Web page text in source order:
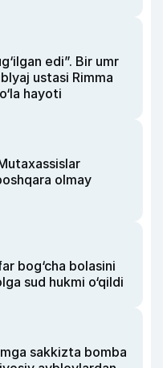
edi”. Bir umr
ustasi Rimma
hayoti
olmay
bog‘cha bolasini
sud hukmi o‘qildi
sakkizta bomba